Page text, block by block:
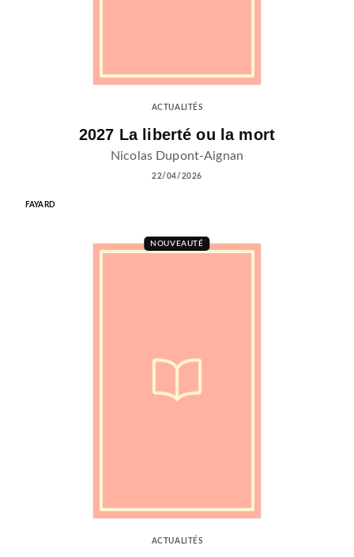
ACTUALITÉS
2027 La liberté ou la mort
Nicolas Dupont-Aignan
22/04/2026
FAYARD
NOUVEAUTÉ
ACTUALITÉS